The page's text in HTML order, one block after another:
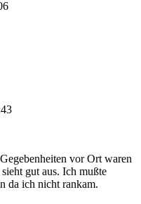
vor Ort waren
gut aus. Ich mußte
da ich nicht rankam.